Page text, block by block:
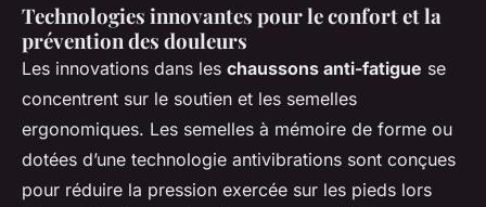
Technologies innovantes pour le confort et la
prévention des douleurs
Les innovations dans les chaussons anti-fatigue se
concentrent sur le soutien et les semelles
ergonomiques. Les semelles à mémoire de forme ou
dotées d’une technologie antivibrations sont conçues
pour réduire la pression exercée sur les pieds lors